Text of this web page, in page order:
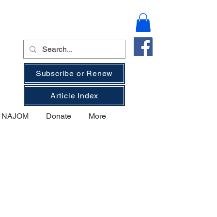
Subscribe or Renew
Article Index
Donate More